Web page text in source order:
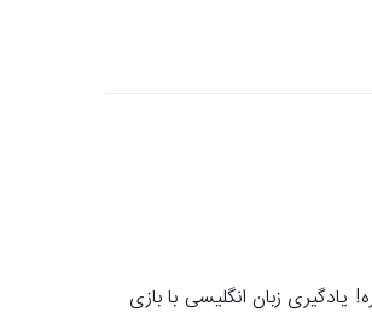
زبان انگلیسی با بازی